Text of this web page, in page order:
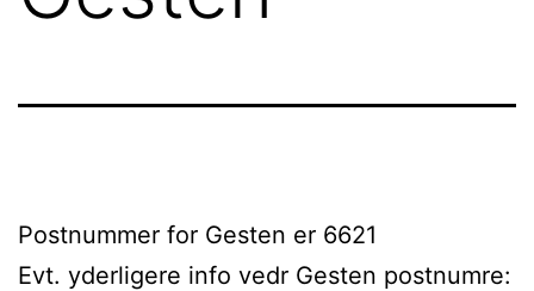
Postnummer for Gesten er 6621
Evt. yderligere info vedr Gesten postnumre: